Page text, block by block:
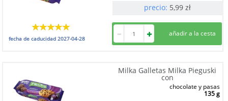
precio: 5,99 zł
fecha de caducidad2027-04-28
Milka Galletas Milka Pieguski
con
chocolate y pasas
135 g